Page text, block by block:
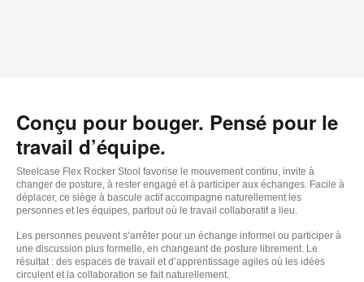
Conçu pour bouger. Pensé pour le
travail d’équipe.
Steelcase Flex Rocker Stool favorise le mouvement continu, invite à
changer de posture, à rester engagé et à participer aux échanges. Facile à
déplacer, ce siège à bascule actif accompagne naturellement les
personnes et les équipes, partout où le travail collaboratif a lieu.
Les personnes peuvent s’arrêter pour un échange informel ou participer à
une discussion plus formelle, en changeant de posture librement. Le
résultat : des espaces de travail et d’apprentissage agiles où les idées
circulent et la collaboration se fait naturellement.